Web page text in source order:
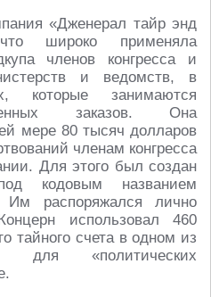
«Дженерал тайр энд
широко применяла
членов конгресса и
и ведомств, в
которые занимаются
заказов. Она
мере 80 тысяч долларов
членам конгресса
Для этого был создан
кодовым названием
Им распоряжался лично
использовал 460
тайного счета в одном из
для «политических